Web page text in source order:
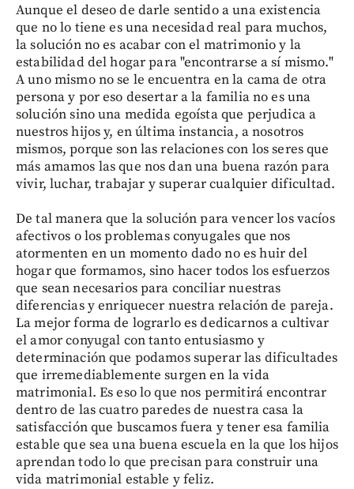
Aunque el deseo de darle sentido a una existencia
que no lo tiene es una necesidad real para muchos,
la solución no es acabar con el matrimonio y la
estabilidad del hogar para "encontrarse a sí mismo."
A uno mismo no se le encuentra en la cama de otra
persona y por eso desertar a la familia no es una
solución sino una medida egoísta que perjudica a
nuestros hijos y, en última instancia, a nosotros
mismos, porque son las relaciones con los seres que
más amamos las que nos dan una buena razón para
vivir, luchar, trabajar y superar cualquier dificultad.
De tal manera que la solución para vencer los vacíos
afectivos o los problemas conyugales que nos
atormenten en un momento dado no es huir del
hogar que formamos, sino hacer todos los esfuerzos
que sean necesarios para conciliar nuestras
diferencias y enriquecer nuestra relación de pareja.
La mejor forma de lograrlo es dedicarnos a cultivar
el amor conyugal con tanto entusiasmo y
determinación que podamos superar las dificultades
que irremediablemente surgen en la vida
matrimonial. Es eso lo que nos permitirá encontrar
dentro de las cuatro paredes de nuestra casa la
satisfacción que buscamos fuera y tener esa familia
estable que sea una buena escuela en la que los hijos
aprendan todo lo que precisan para construir una
vida matrimonial estable y feliz.